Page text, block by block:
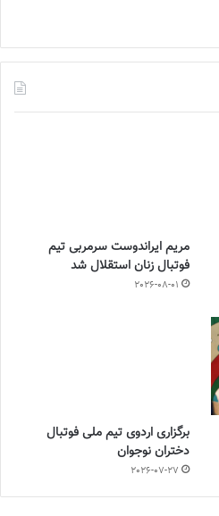
مریم ایراندوست سرمربی تیم
فوتبال زنان استقلال شد
2026-08-01
برگزاری اردوی تیم ملی فوتبال
دختران نوجوان
2026-07-27